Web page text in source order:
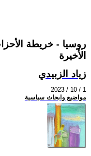
روسيا - خريطة
الأخيرة
زياد الزبيدي
2023 / 10 / 1
مواضيع وابحاث سياسية